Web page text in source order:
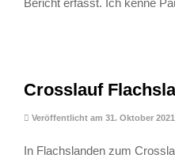
Bericht erfasst. Ich kenne
Crosslauf
Veröffentlicht am 31. Oktober 2021
In Flachslanden zum